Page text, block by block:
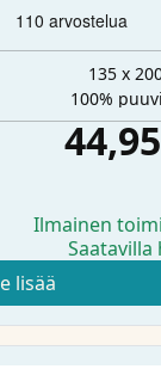
135 x
100%
Ilmainen
Saatavilla
lisää